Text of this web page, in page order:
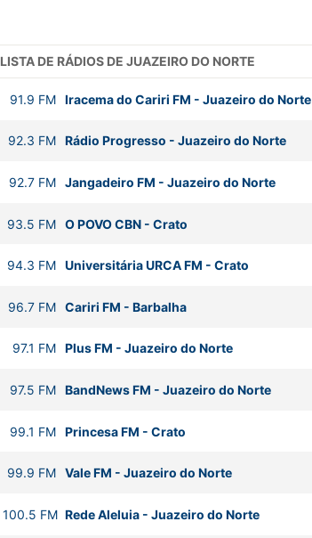
LISTA DE RÁDIOS DE JUAZEIRO DO NORTE
91.9 FM Iracema do Cariri FM - Juazeiro do Norte
92.3 FM Rádio Progresso - Juazeiro do Norte
92.7 FM Jangadeiro FM - Juazeiro do Norte
93.5 FM O POVO CBN- Crato
94.3 FM Universitária URCA FM - Crato
96.7 FM Cariri FM - Barbalha
97.1 FM Plus FM - Juazeiro do Norte
97.5 FM BandNews FM - Juazeiro do Norte
99.1 FM Princesa FM - Crato
99.9 FM Vale FM - Juazeiro do Norte
100.5 FM Rede Aleluia- Juazeiro do Norte